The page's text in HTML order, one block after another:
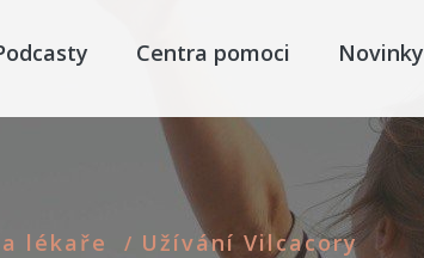
Centra pomoci Novinky
lékaře / Užívání Vilcacory